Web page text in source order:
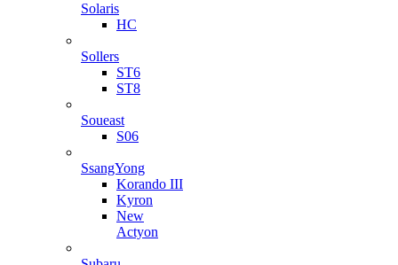
Solaris
HC
Sollers
ST6
ST8
Soueast
S06
SsangYong
Korando III
Kyron
New
Actyon